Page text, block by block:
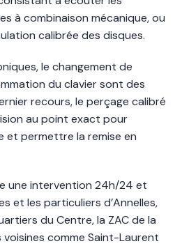
à combinaison mécanique, ou
calibrée des disques.
le changement de
du clavier sont des
recours, le perçage calibré
au point exact pour
et permettre la remise en
une intervention 24h/24 et
et les particuliers d’Annelles,
du Centre, la ZAC de la
voisines comme Saint-Laurent